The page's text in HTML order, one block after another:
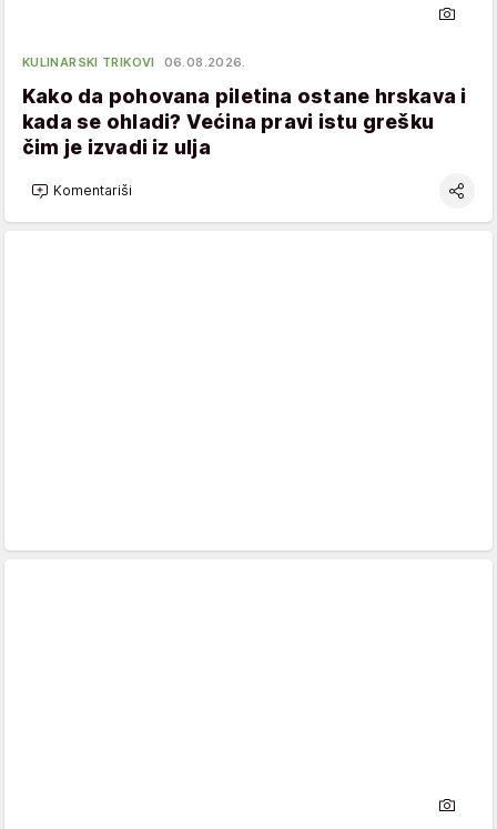
KULINARSKI TRIKOVI 06.08.2026.
Kako da pohovana piletina ostane hrskava i
kada se ohladi? Većina pravi istu grešku
čim je izvadi iz ulja
Komentariši